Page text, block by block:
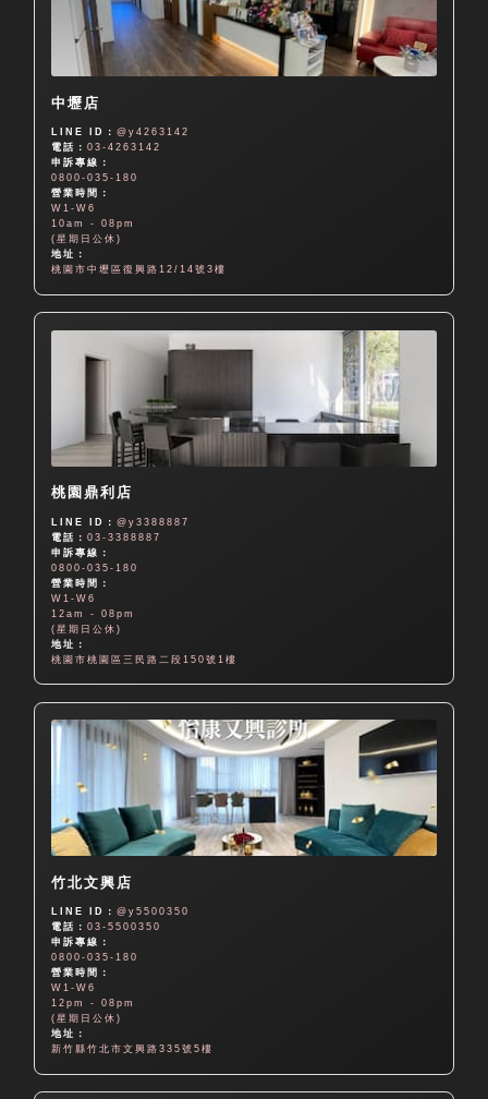
中壢店
LINE ID：@y4263142
電話：03-4263142
申訴專線：
0800-035-180
營業時間：
W1-W6
10am - 08pm
(星期日公休)
地址：
桃園市中壢區復興路12/14號3樓
桃園鼎利店
LINE ID：@y3388887
電話：03-3388887
申訴專線：
0800-035-180
營業時間：
W1-W6
12am - 08pm
(星期日公休)
地址：
桃園市桃園區三民路二段150號1樓
竹北文興店
LINE ID：@y5500350
電話：03-5500350
申訴專線：
0800-035-180
營業時間：
W1-W6
12pm - 08pm
(星期日公休)
地址：
新竹縣竹北市文興路335號5樓